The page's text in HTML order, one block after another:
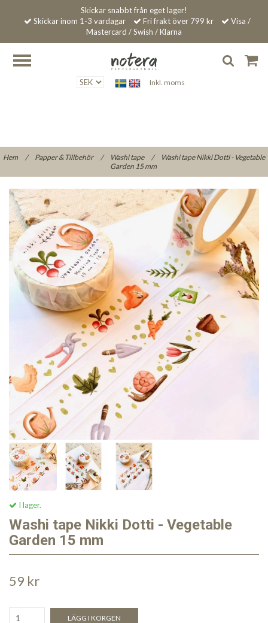
Skickar snabbt från eget lager!
Skickar inom 1-3 vardagar
Fri frakt över 799 kr
Visa /
Mastercard / Swish / Klarna
Inkl. moms
Hem / Papper & Tillbehör / Washi tape /
Washi tape Nikki Dotti - Vegetable
Garden 15 mm
I lager.
Washi tape Nikki Dotti - Vegetable
Garden 15 mm
59 kr
LÄGG I KORGEN